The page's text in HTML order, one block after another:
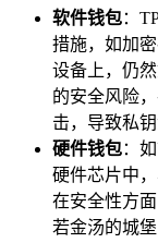
软件钱包：
措施，如加
设备上，仍
的安全风险
击，导致私
硬件钱包：
硬件芯片中
在安全性方
若金汤的城